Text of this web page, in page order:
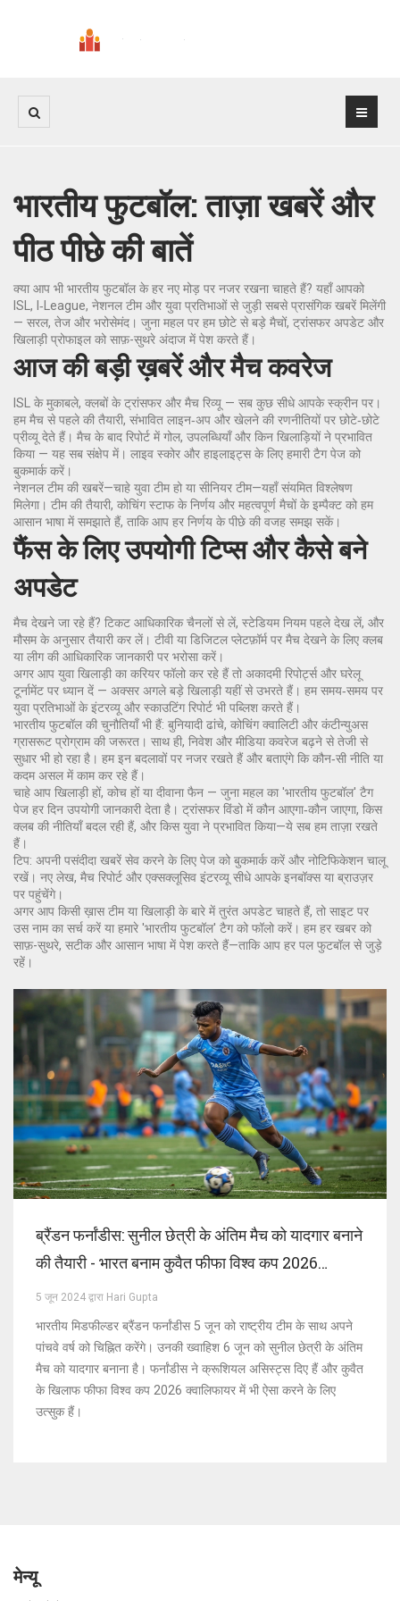
भारतीय फुटबॉल: ताज़ा खबरें और
पीठ पीछे की बातें
क्या आप भी भारतीय फुटबॉल के हर नए मोड़ पर नजर रखना चाहते हैं? यहाँ आपको
ISL, I‑League, नेशनल टीम और युवा प्रतिभाओं से जुड़ी सबसे प्रासंगिक खबरें मिलेंगी
— सरल, तेज और भरोसेमंद। जुना महल पर हम छोटे से बड़े मैचों, ट्रांसफर अपडेट और
खिलाड़ी प्रोफाइल को साफ़-सुथरे अंदाज में पेश करते हैं।
आज की बड़ी ख़बरें और मैच कवरेज
ISL के मुकाबले, क्लबों के ट्रांसफर और मैच रिव्यू — सब कुछ सीधे आपके स्क्रीन पर।
हम मैच से पहले की तैयारी, संभावित लाइन‑अप और खेलने की रणनीतियों पर छोटे‑छोटे
प्रीव्यू देते हैं। मैच के बाद रिपोर्ट में गोल, उपलब्धियाँ और किन खिलाड़ियों ने प्रभावित
किया — यह सब संक्षेप में। लाइव स्कोर और हाइलाइट्स के लिए हमारी टैग पेज को
बुकमार्क करें।
नेशनल टीम की खबरें—चाहे युवा टीम हो या सीनियर टीम—यहाँ संयमित विश्लेषण
मिलेगा। टीम की तैयारी, कोचिंग स्टाफ के निर्णय और महत्वपूर्ण मैचों के इम्पैक्ट को हम
आसान भाषा में समझाते हैं, ताकि आप हर निर्णय के पीछे की वजह समझ सकें।
फैंस के लिए उपयोगी टिप्स और कैसे बने
अपडेट
मैच देखने जा रहे हैं? टिकट आधिकारिक चैनलों से लें, स्टेडियम नियम पहले देख लें, और
मौसम के अनुसार तैयारी कर लें। टीवी या डिजिटल प्लेटफ़ॉर्म पर मैच देखने के लिए क्लब
या लीग की आधिकारिक जानकारी पर भरोसा करें।
अगर आप युवा खिलाड़ी का करियर फॉलो कर रहे हैं तो अकादमी रिपोर्ट्स और घरेलू
टूर्नामेंट पर ध्यान दें — अक्सर अगले बड़े खिलाड़ी यहीं से उभरते हैं। हम समय‑समय पर
युवा प्रतिभाओं के इंटरव्यू और स्काउटिंग रिपोर्ट भी पब्लिश करते हैं।
भारतीय फुटबॉल की चुनौतियाँ भी हैं: बुनियादी ढांचे, कोचिंग क्वालिटी और कंटीन्युअस
ग्रासरूट प्रोग्राम की जरूरत। साथ ही, निवेश और मीडिया कवरेज बढ़ने से तेजी से
सुधार भी हो रहा है। हम इन बदलावों पर नजर रखते हैं और बताएंगे कि कौन‑सी नीति या
कदम असल में काम कर रहे हैं।
चाहे आप खिलाड़ी हों, कोच हों या दीवाना फैन — जुना महल का 'भारतीय फुटबॉल' टैग
पेज हर दिन उपयोगी जानकारी देता है। ट्रांसफर विंडो में कौन आएगा‑कौन जाएगा, किस
क्लब की नीतियाँ बदल रही हैं, और किस युवा ने प्रभावित किया—ये सब हम ताज़ा रखते
हैं।
टिप: अपनी पसंदीदा खबरें सेव करने के लिए पेज को बुकमार्क करें और नोटिफिकेशन चालू
रखें। नए लेख, मैच रिपोर्ट और एक्सक्लूसिव इंटरव्यू सीधे आपके इनबॉक्स या ब्राउज़र
पर पहुंचेंगे।
अगर आप किसी ख़ास टीम या खिलाड़ी के बारे में तुरंत अपडेट चाहते हैं, तो साइट पर
उस नाम का सर्च करें या हमारे 'भारतीय फुटबॉल' टैग को फॉलो करें। हम हर खबर को
साफ़-सुथरे, सटीक और आसान भाषा में पेश करते हैं—ताकि आप हर पल फुटबॉल से जुड़े
रहें।
ब्रैंडन फर्नांडीस: सुनील छेत्री के अंतिम मैच को यादगार बनाने
की तैयारी - भारत बनाम कुवैत फीफा विश्व कप 2026
क्वालिफायर
5 जून 2024 द्वारा Hari Gupta
भारतीय मिडफील्डर ब्रैंडन फर्नांडीस 5 जून को राष्ट्रीय टीम के साथ अपने
पांचवे वर्ष को चिह्नित करेंगे। उनकी ख्वाहिश 6 जून को सुनील छेत्री के अंतिम
मैच को यादगार बनाना है। फर्नांडीस ने क्रूशियल असिस्ट्स दिए हैं और कुवैत
के खिलाफ फीफा विश्व कप 2026 क्वालिफायर में भी ऐसा करने के लिए
उत्सुक हैं।
मेन्यू